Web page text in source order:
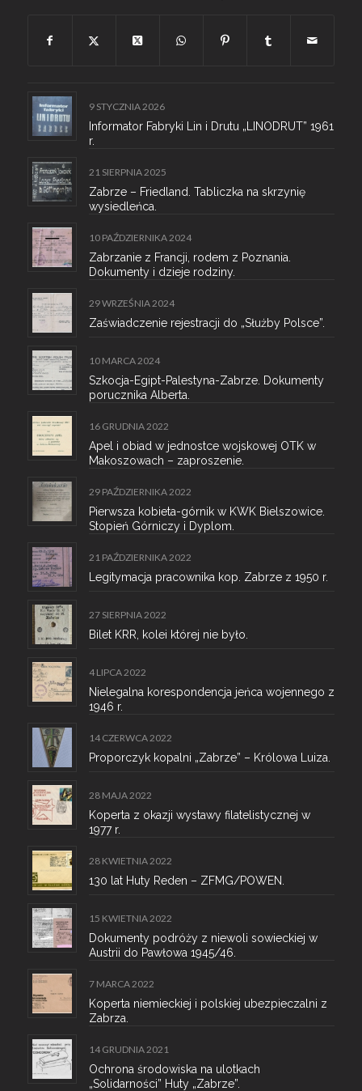
9 STYCZNIA 2026
Informator Fabryki Lin i Drutu „LINODRUT” 1961
r.
21 SIERPNIA 2025
Zabrze – Friedland. Tabliczka na skrzynię
wysiedleńca.
10 PAŹDZIERNIKA 2024
Zabrzanie z Francji, rodem z Poznania.
Dokumenty i dzieje rodziny.
29 WRZEŚNIA 2024
Zaświadczenie rejestracji do „Służby Polsce”.
10 MARCA 2024
Szkocja-Egipt-Palestyna-Zabrze. Dokumenty
porucznika Alberta.
16 GRUDNIA 2022
Apel i obiad w jednostce wojskowej OTK w
Makoszowach – zaproszenie.
29 PAŹDZIERNIKA 2022
Pierwsza kobieta-górnik w KWK Bielszowice.
Stopień Górniczy i Dyplom.
21 PAŹDZIERNIKA 2022
Legitymacja pracownika kop. Zabrze z 1950 r.
27 SIERPNIA 2022
Bilet KRR, kolei której nie było.
4 LIPCA 2022
Nielegalna korespondencja jeńca wojennego z
1946 r.
14 CZERWCA 2022
Proporczyk kopalni „Zabrze” – Królowa Luiza.
28 MAJA 2022
Koperta z okazji wystawy filatelistycznej w
1977 r.
28 KWIETNIA 2022
130 lat Huty Reden – ZFMG/POWEN.
15 KWIETNIA 2022
Dokumenty podróży z niewoli sowieckiej w
Austrii do Pawłowa 1945/46.
7 MARCA 2022
Koperta niemieckiej i polskiej ubezpieczalni z
Zabrza.
14 GRUDNIA 2021
Ochrona środowiska na ulotkach
„Solidarności” Huty „Zabrze”.